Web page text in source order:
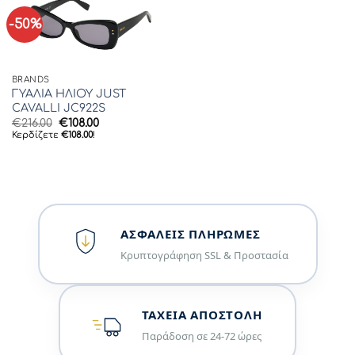
-50%
BRANDS
ΓΥΑΛΙΑ ΗΛΙΟΥ JUST
CAVALLI JC922S
€216.00 Original
price
€108.00Η
Κερδίζετε €108.00!
ΑΣΦΑΛΕΊΣ ΠΛΗΡΩΜΈΣ
Κρυπτογράφηση SSL & Προστασία
ΤΑΧΕΊΑ ΑΠΟΣΤΟΛΉ
Παράδοση σε 24-72 ώρες